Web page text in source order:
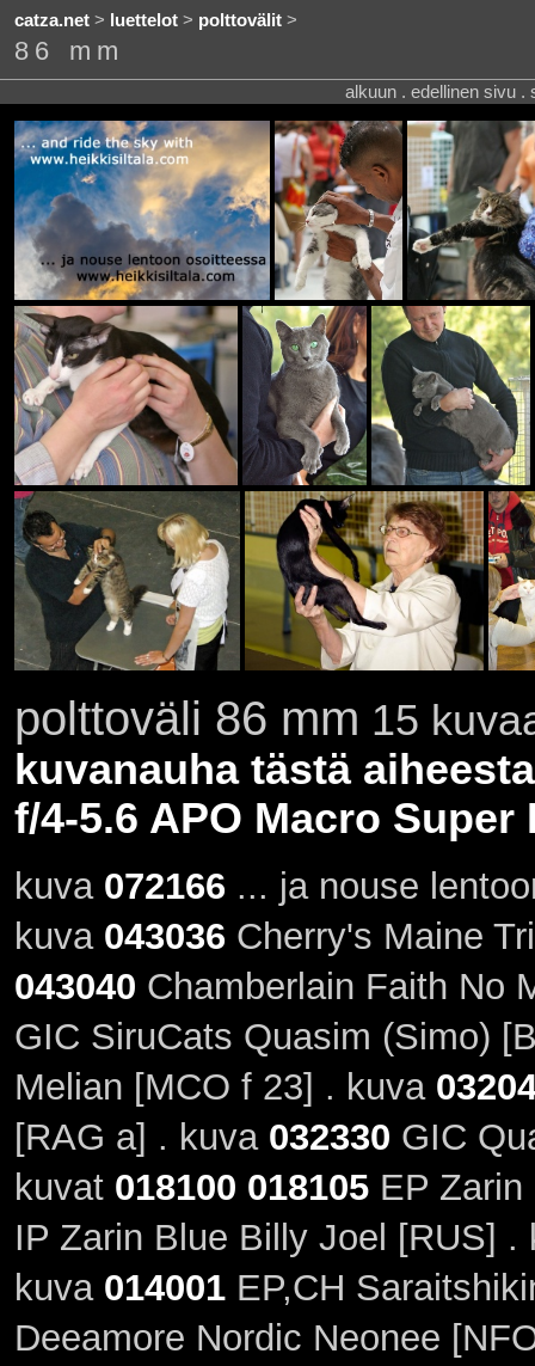
catza.net> luettelot> polttovälit>
86 mm
alkuun . edellinen sivu .
polttoväli 86 mm 15
kuvanauha tästä aiheesta
f/4-5.6 APO Macro Super
kuva 072166... ja nouse
kuva 043036Cherry's Maine
043040 Chamberlain Faith No
GIC SiruCats Quasim (Simo)
Melian [MCO f 23] . kuva
[RAG a] . kuva 032330 GIC
kuvat 018100 018105EP Zarin
IP Zarin Blue Billy Joel [RUS]
kuva 014001EP,CH
Deeamore Nordic Neonee